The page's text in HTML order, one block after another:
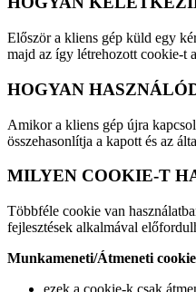
Először a kliens gép küld egy
majd az így létrehozott cookie-t
HOGYAN
Amikor a kliens gép újra
összehasonlítja a kapott és az
MILYEN COOKIE-T
Többféle cookie van
fejlesztések alkalmával
Munkameneti/Átmeneti
ezek a cookie-k csak